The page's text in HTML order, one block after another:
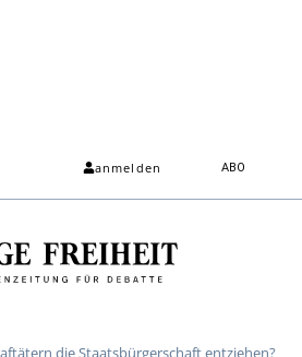
anmelden ABO
die Staatsbürgerschaft entziehen?